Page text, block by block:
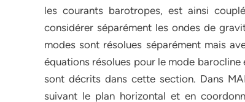
les courants barotropes, est ainsi
considérer séparément les ondes de
modes sont résolues séparément mais
équations résolues pour le mode
sont décrits dans cette section. Dans
suivant le plan horizontal et en